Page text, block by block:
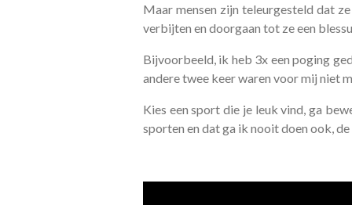
Maar mensen zijn teleurgesteld dat
verbijten en doorgaan tot ze een
Bijvoorbeeld, ik heb 3x een poging
andere twee keer waren voor mij niet
Kies een sport die je leuk vind, ga
sporten en dat ga ik nooit doen ook,